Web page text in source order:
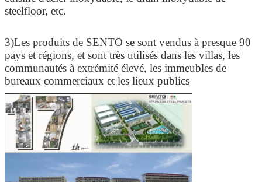
steelfloor, etc.
3)Les produits de SENTO se sont vendus à presque 90
pays et régions, et sont très utilisés dans les villas, les
communautés à extrémité élevé, les immeubles de
bureaux commerciaux et les lieux publics